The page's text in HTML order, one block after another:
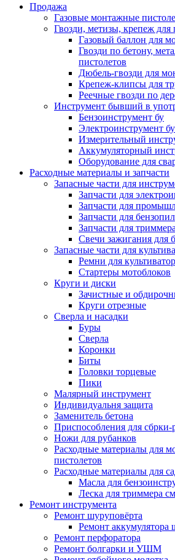
Продажа
Газовые монтажные
Гвозди, метизы, крепеж для
Газовый баллон для
Гвозди по бетону,
пистолетов
Дюбель-гвозди для
Крепеж-клипсы для
Реечные гвозди по
Инструмент бывший в
Бензоинструмент бу
Электроинструмент бу
Измерительный
Аккумуляторный
Оборудование для
Расходные материалы и запчасти
Запасные части для
Запчасти для
Запчасти для
Запчасти для бензопил
Запчасти для
Свечи зажигания для
Запасные части для
Ремни для
Стартеры мотоблоков
Круги и диски
Зачистные и
Круги отрезные
Сверла и насадки
Буры
Сверла
Коронки
Биты
Головки торцевые
Пики
Малярный инструмент
Индивидуальня защита
Заменитель бетона
Приспособления для сбрки-
Ножи для рубанков
Расходные материалы для
пистолетов
Расходные материалы для
Масла для
Леска для триммера
Ремонт инструмента
Ремонт шуруповёрта
Ремонт аккумулятора
Ремонт перфоратора
Ремонт болгарки и УШМ